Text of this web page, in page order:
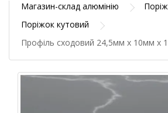
Магазин-склад алюмінію
Поріжок кутовий
Профіль сходовий 24,5мм х 10мм х